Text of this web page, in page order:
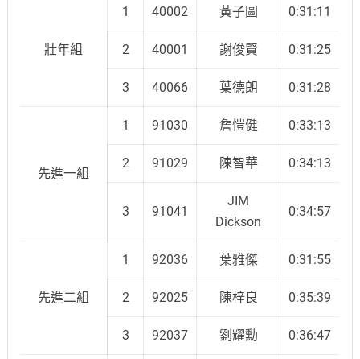
壯年組
1 40002 黃子圖 0:31:11
2 40001 謝俊賢 0:31:25
3 40066 葉德朗 0:31:28
先進一組
1 91030 詹愷健 0:33:13
2 91029 陳智華 0:34:13
3 91041
JIM
Dickson
0:34:57
先進二組
1 92036 葉雅傑 0:31:55
2 92025 陳梓良 0:35:39
3 92037 劉耀勳 0:36:47